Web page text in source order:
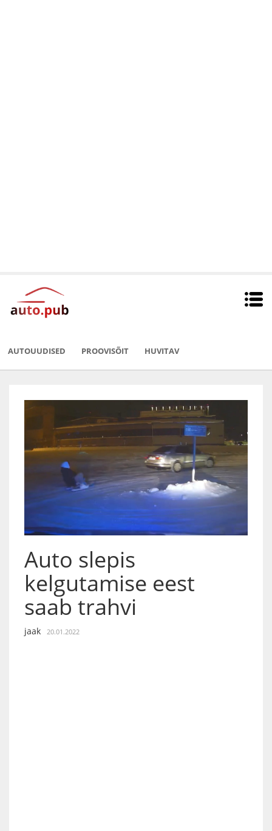
AUTOUUDISED PROOVISÕIT HUVITAV
Auto slepis
kelgutamise eest
saab trahvi
jaak 20.01.2022